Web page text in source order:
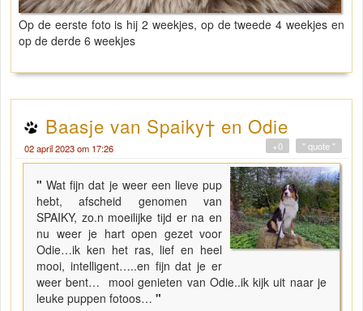
Op de eerste foto is hij 2 weekjes, op de tweede 4 weekjes en
op de derde 6 weekjes
Baasje van Spaiky† en Odie
02 april 2023 om 17:26 " quote "
+0
"Wat fijn dat je weer een lieve pup
hebt, afscheid genomen van
SPAIKY, zo.n moeilijke tijd er na en
nu weer je hart open gezet voor
Odie…ik ken het ras, lief en heel
mooi, intelligent…..en fijn dat je er
weer bent… mooi genieten van Odie..ik kijk uit naar je
leuke puppen fotoos… "